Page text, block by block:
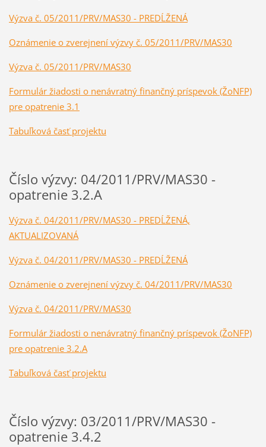
Výzva č. 05/2011/PRV/MAS30 - PREDĹŽENÁ
Oznámenie o zverejnení výzvy č. 05/2011/PRV/MAS30
Výzva č. 05/2011/PRV/MAS30
Formulár žiadosti o nenávratný finančný príspevok (ŽoNFP)
pre opatrenie 3.1
Tabuľková časť projektu
Číslo výzvy: 04/2011/PRV/MAS30 -
opatrenie 3.2.A
Výzva č. 04/2011/PRV/MAS30 - PREDĹŽENÁ,
AKTUALIZOVANÁ
Výzva č. 04/2011/PRV/MAS30 - PREDĹŽENÁ
Oznámenie o zverejnení výzvy č. 04/2011/PRV/MAS30
Výzva č. 04/2011/PRV/MAS30
Formulár žiadosti o nenávratný finančný príspevok (ŽoNFP)
pre opatrenie 3.2.A
Tabuľková časť projektu
Číslo výzvy: 03/2011/PRV/MAS30 -
opatrenie 3.4.2